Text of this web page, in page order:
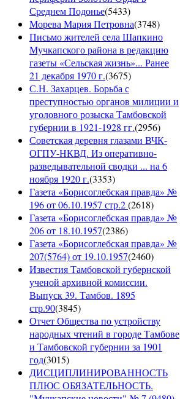
Среднем Подонье(5433)
Морева Мария Петровна(3748)
Письмо жителей села Шапкино
Мучкапского района в редакцию
газеты «Сельская жизнь»... Ранее
21 декабря 1970 г.(3675)
С.Н. Захарцев. Борьба с
преступностью органов милиции и
уголовного розыска Тамбовской
губернии в 1921-1928 гг.(2956)
Советская деревня глазами ВЧК-
ОГПУ-НКВД. Из оперативно-
разведывательной сводки ... на 6
ноября 1920 г.(3353)
Газета «Борисоглебская правда» №
196 от 06.10.1957 стр.2(2618)
Газета «Борисоглебская правда» №
206 от 18.10.1957(2386)
Газета «Борисоглебская правда» №
207(5764) от 19.10.1957(2460)
Известия Тамбовской губернской
ученой архивной комиссии.
Выпуск 39. Тамбов. 1895
стр.90(3845)
Отчет Общества по устройству
народных чтений в городе Тамбове
и Тамбовской губернии за 1901
год(3015)
ДИСЦИПЛИНИРОВАННОСТЬ
ПЛЮС ОБЯЗАТЕЛЬНОСТЬ.